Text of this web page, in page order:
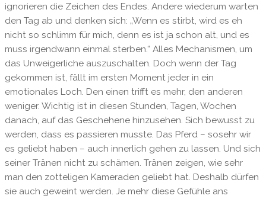
ignorieren die Zeichen des Endes. Andere wiederum warten
den Tag ab und denken sich: „Wenn es stirbt, wird es eh
nicht so schlimm für mich, denn es ist ja schon alt, und es
muss irgendwann einmal sterben.“ Alles Mechanismen, um
das Unweigerliche auszuschalten. Doch wenn der Tag
gekommen ist, fällt im ersten Moment jeder in ein
emotionales Loch. Den einen trifft es mehr, den anderen
weniger. Wichtig ist in diesen Stunden, Tagen, Wochen
danach, auf das Geschehene hinzusehen. Sich bewusst zu
werden, dass es passieren musste. Das Pferd – sosehr wir
es geliebt haben – auch innerlich gehen zu lassen. Und sich
seiner Tränen nicht zu schämen. Tränen zeigen, wie sehr
man den zotteligen Kameraden geliebt hat. Deshalb dürfen
sie auch geweint werden. Je mehr diese Gefühle ans